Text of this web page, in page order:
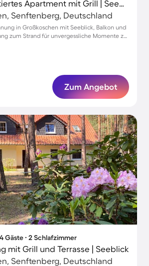
Familienorientiertes Apartment mit Grill | Seeblick | Nah am Strand
Senftenberg, Deutschland
in Großkoschen mit Seeblick, Balkon und
zum Strand für unvergessliche Momente zu
Zum Angebot
Gäste ∙ 2 Schlafzimmer
mit Grill und Terrasse | Seeblick
Senftenberg, Deutschland